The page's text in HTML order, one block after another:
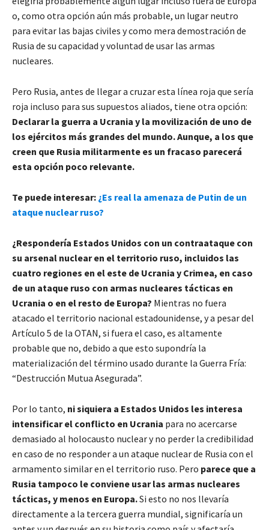
o, como otra opción aún más probable, un lugar neutro
para evitar las bajas civiles y como mera demostración de
Rusia de su capacidad y voluntad de usar las armas
nucleares.
Pero Rusia, antes de llegar a cruzar esta línea roja que sería
roja incluso para sus supuestos aliados, tiene otra opción:
Declarar la guerra a Ucrania y la movilización de uno de
los ejércitos más grandes del mundo. Aunque, a los que
creen que Rusia militarmente es un fracaso parecerá
esta opción poco relevante.
Te puede interesar: ¿Es real la amenaza de Putin de un
ataque nuclear ruso?
¿Respondería Estados Unidos con un contraataque con
su arsenal nuclear en el territorio ruso, incluidos las
cuatro regiones en el este de Ucrania y Crimea, en caso
de un ataque ruso con armas nucleares tácticas en
Ucrania o en el resto de Europa? Mientras no fuera
atacado el territorio nacional estadounidense, y a pesar del
Artículo 5 de la OTAN, si fuera el caso, es altamente
probable que no, debido a que esto supondría la
materialización del término usado durante la Guerra Fría:
“Destrucción Mutua Asegurada”.
Por lo tanto, ni siquiera a Estados Unidos les interesa
intensificar el conflicto en Ucrania para no acercarse
demasiado al holocausto nuclear y no perder la credibilidad
en caso de no responder a un ataque nuclear de Rusia con el
armamento similar en el territorio ruso. Pero parece que a
Rusia tampoco le conviene usar las armas nucleares
tácticas, y menos en Europa.Si esto no nos llevaría
directamente a la tercera guerra mundial, significaría un